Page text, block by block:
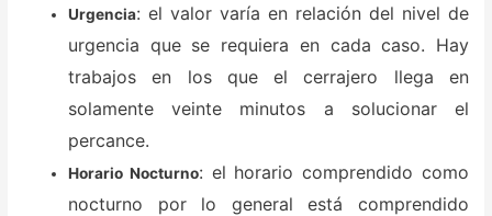
Urgencia: el valor varía en relación del nivel de
urgencia que se requiera en cada caso. Hay
trabajos en los que el cerrajero llega en
solamente veinte minutos a solucionar el
percance.
Horario Nocturno: el horario comprendido como
nocturno por lo general está comprendido